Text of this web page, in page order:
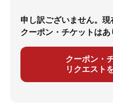
申し訳ございません。
クーポン・チケットはあ
クーポン・
リクエスト